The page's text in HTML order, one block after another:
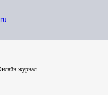
журнал